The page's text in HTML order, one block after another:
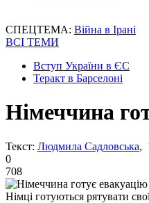
СПЕЦТЕМА: Війна в Ірані
ВСІ ТЕМИ
Вступ України в ЄС
Теракт в Барселоні
Німеччина
Текст: Людмила Садловська,
0
708
Німці готуються рятувати